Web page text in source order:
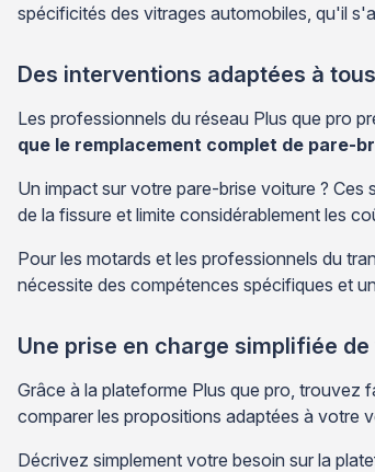
spécificités des vitrages automobiles, qu'il
Des interventions adaptées à
Les professionnels du réseau Plus que pro
que le remplacement complet de pare-
Un impact sur votre pare-brise voiture ?
de la fissure et limite considérablement les
Pour les motards et les professionnels du
nécessite des compétences spécifiques et
Une prise en charge simplifiée
Grâce à la plateforme Plus que pro, trouvez
comparer les propositions adaptées à votre
Décrivez simplement votre besoin sur la